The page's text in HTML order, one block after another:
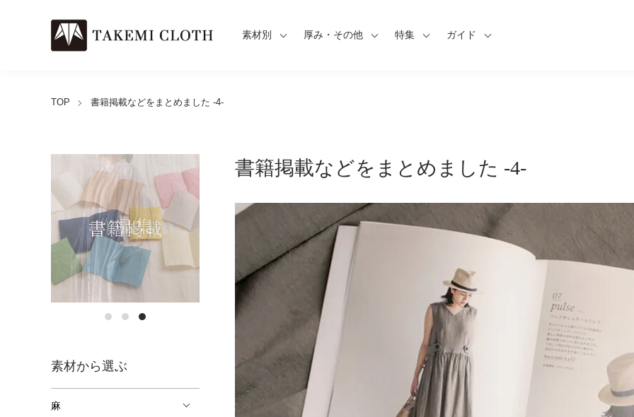
素材別 厚み・その他 特集 ガイド
TOP 書籍掲載などをまとめました -4-
書籍掲載などをまとめました -4-
素材から選ぶ
麻